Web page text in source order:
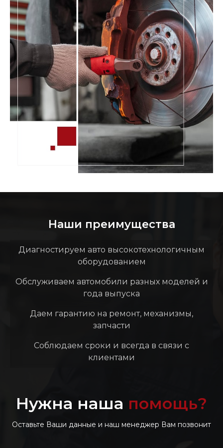
Наши преимущества
Диагностируем авто высокотехнологичным
оборудованием
Обслуживаем автомобили разных моделей и
года выпуска
Даем гарантию на ремонт, механизмы,
запчасти
Соблюдаем сроки и всегда в связи с
клиентами
Нужна наша помощь?
Оставьте Ваши данные и наш менеджер Вам позвонит